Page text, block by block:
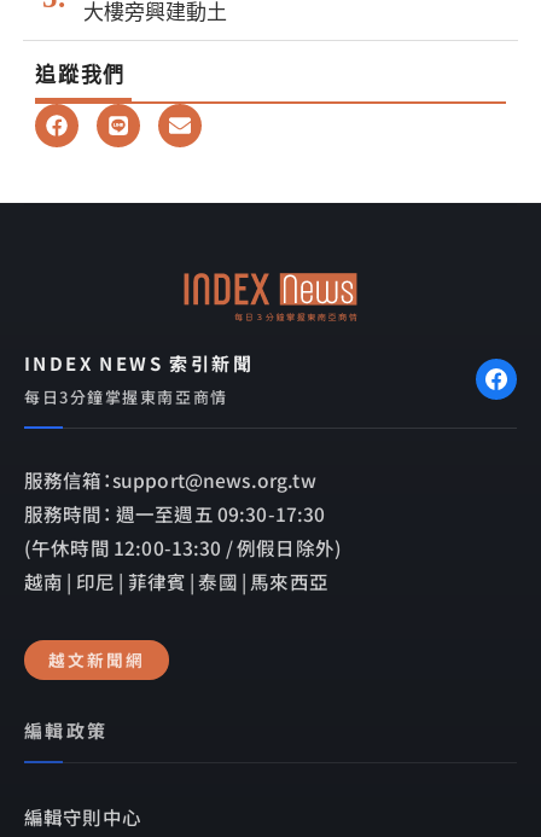
大樓旁興建動土
追蹤我們
F
a
b
L
i
E
n
l
INDEX NEWS 索引新聞
每日3分鐘掌握東南亞商情
服務信箱：support@news.org.tw
服務時間： 週一至週五 09:30-17:30
(午休時間 12:00-13:30 / 例假日除外)
越南 | 印尼 | 菲律賓 | 泰國 | 馬來西亞
越文新聞網
編輯政策
編輯守則中心